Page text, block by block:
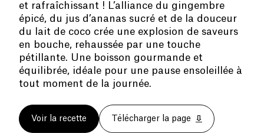
et rafraîchissant ! L’alliance du gingembre
épicé, du jus d’ananas sucré et de la douceur
du lait de coco crée une explosion de saveurs
en bouche, rehaussée par une touche
pétillante. Une boisson gourmande et
équilibrée, idéale pour une pause ensoleillée à
tout moment de la journée.
Voir la recette Télécharger la page